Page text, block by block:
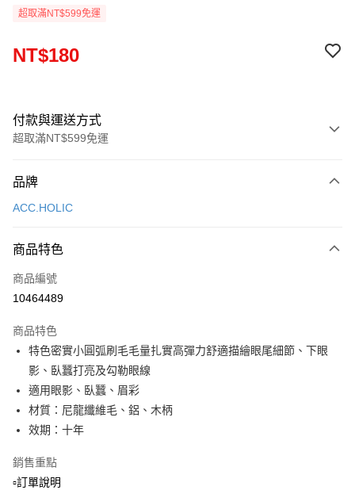
超取滿NT$599免運
NT$180
付款與運送方式
超取滿NT$599免運
信用卡一次付款
LINE Pay
Apple Pay
全盈+PAY
AFTEE先享後付
相關說明
【關於「AFTEE先享後付」】
AFTEE先享後付是「在收到商品之後才付款」的支付方式。 讓您購物簡單
便利好安心！
２．便利：只要手機號碼，簡訊認證，即可結帳。
３．安心：先確認商品／服務後，再付款。
ATM付款
運送方式
全家取貨付款
品牌
ACC.HOLIC
商品特色
商品編號
10464489
商品特色
特色密實小圓弧刷毛毛量扎實高彈力舒適描繪眼尾細節、下眼
影、臥蠶打亮及勾勒眼線
適用眼影、臥蠶、眉彩
材質：尼龍纖維毛、鋁、木柄
效期：十年
銷售重點
▫️訂單說明